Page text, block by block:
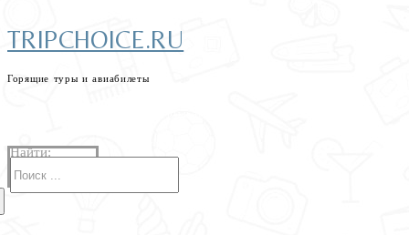
TRIPCHOICE.RU
Горящие туры и авиабилеты
Найти: